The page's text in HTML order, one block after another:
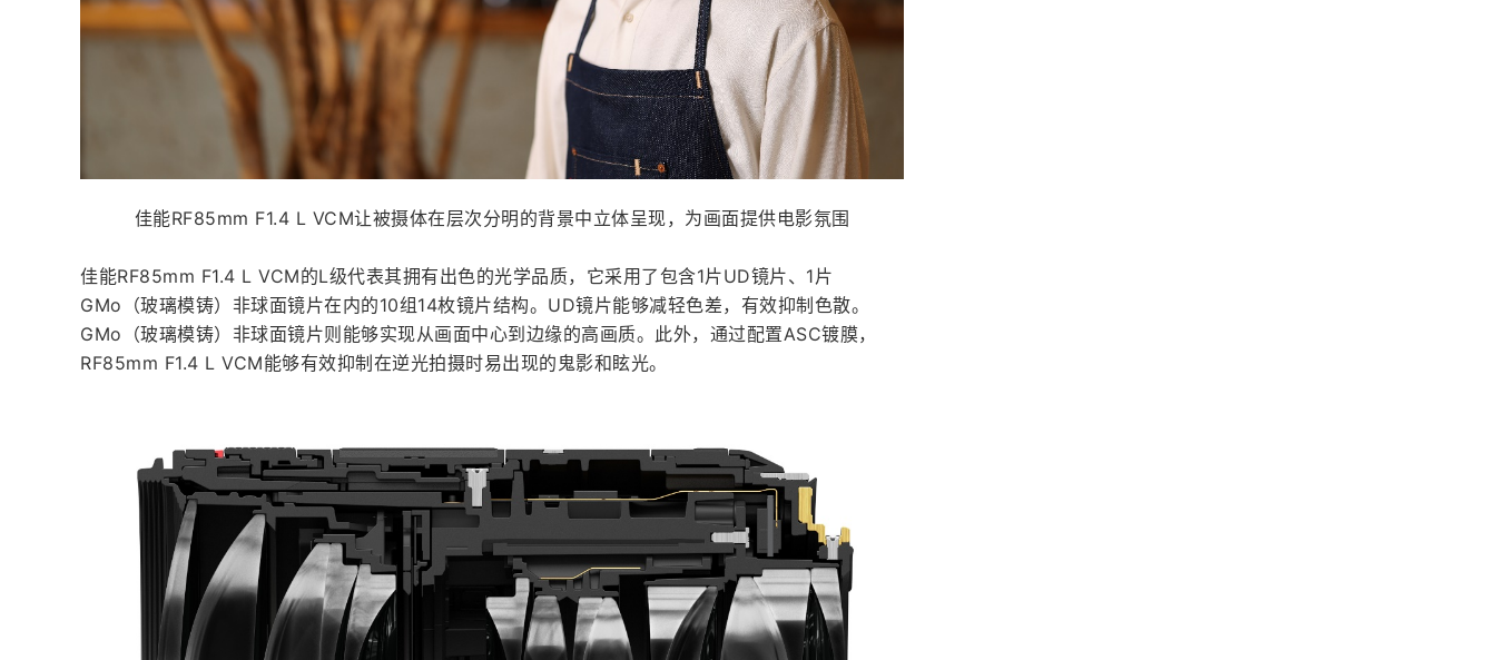
佳能RF85mm F1.4 L VCM让被摄体在层次分明的背景中立体呈现，为画面提供电影氛围
佳能RF85mm F1.4 L VCM的L级代表其拥有出色的光学品质，它采用了包含1片UD镜片、1片
GMo（玻璃模铸）非球面镜片在内的10组14枚镜片结构。UD镜片能够减轻色差，有效抑制色散。
GMo（玻璃模铸）非球面镜片则能够实现从画面中心到边缘的高画质。此外，通过配置ASC镀膜，
RF85mm F1.4 L VCM能够有效抑制在逆光拍摄时易出现的鬼影和眩光。